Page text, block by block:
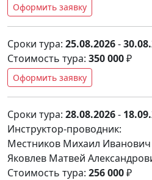
Оформить заявку
Сроки тура: 25.08.2026-
Стоимость тура: 350 000₽
Оформить заявку
Сроки тура: 28.08.2026-
Инструктор-проводник:
Местников Михаил Иванович
Яковлев Матвей
Стоимость тура: 256 000₽